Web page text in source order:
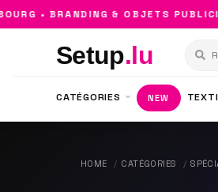
• BRANDING & OBJETS
Setup.lu
CATÉGORIES NEW
HOME CATÉGORIES